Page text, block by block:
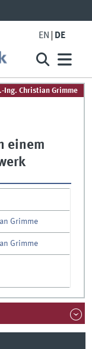
EN DE
Ing. Christian Grimme
einem
Grimme
Grimme